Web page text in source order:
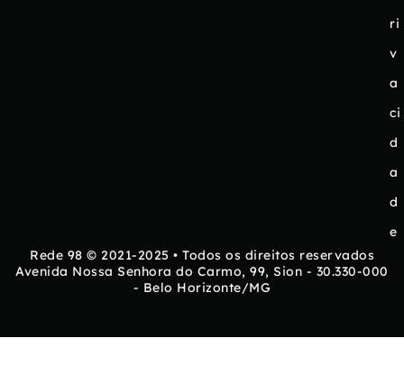
ri
v
a
ci
d
a
d
e
Rede 98 © 2021-2025 • Todos os direitos reservados
Avenida Nossa Senhora do Carmo, 99, Sion - 30.330-000
- Belo Horizonte/MG